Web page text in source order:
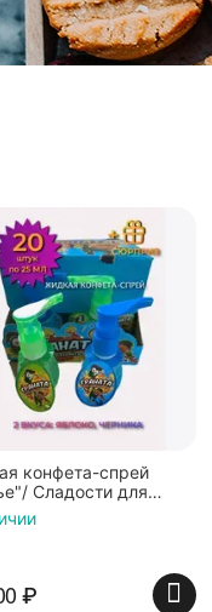
конфета-спрей
Сладости для
Негазированный
блок 30шт. по 16 мл
₽